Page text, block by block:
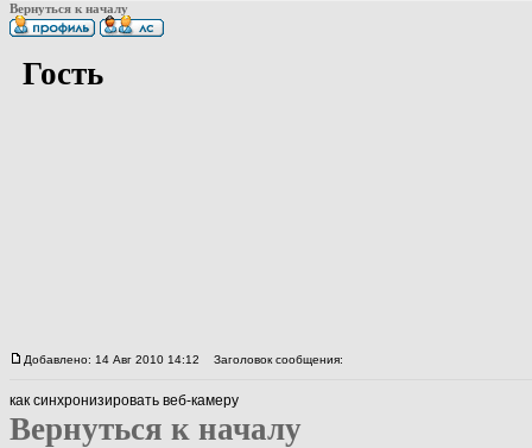
Вернуться к началу
Гость
Добавлено: 14 Авг 2010 14:12 Заголовок сообщения:
как синхронизировать веб-камеру
Вернуться к началу